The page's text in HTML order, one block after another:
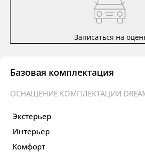
Записаться на
Базовая комплектация
ОСНАЩЕНИЕ КОМПЛЕКТАЦИИ
Экстерьер
Интерьер
Комфорт